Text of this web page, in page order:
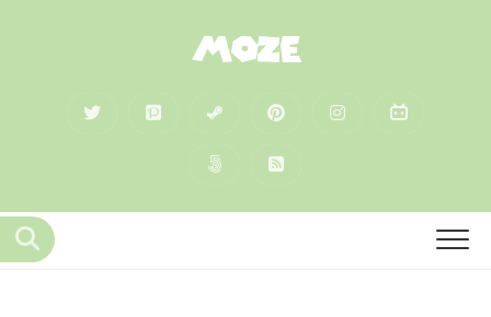
MOZE